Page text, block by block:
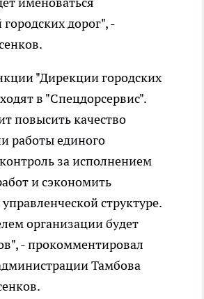
дорог", -
"Дирекции городских
в "Спецдорсервис".
повысить качество
работы единого
за исполнением
и сэкономить
управленческой структуре.
организации будет
- прокомментировал
Тамбова